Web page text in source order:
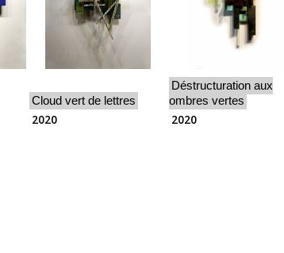
Cloud vert de lettres
2020
Déstructuration aux
ombres vertes
2020